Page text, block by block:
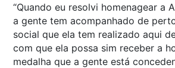
“Quando eu resolvi homenagear a
a gente tem acompanhado de
social que ela tem realizado aqui
com que ela possa sim receber a
medalha que a gente está